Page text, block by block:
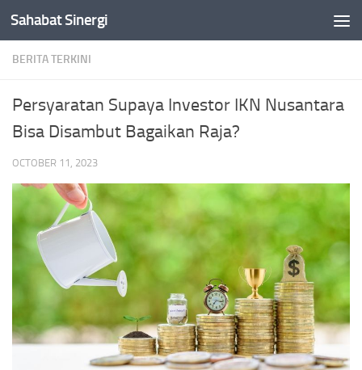
Skip to content
Sahabat Sinergi
BERITA TERKINI
Persyaratan Supaya Investor IKN Nusantara
Bisa Disambut Bagaikan Raja?
OCTOBER 11, 2023